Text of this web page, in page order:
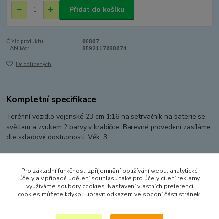
Přidat do košíku
Číslo produktu:
68867
EAN kód:
8592117688674
Do oblíbených
Kompletní specifikace
Terénní vozidlo vojenské 23 cm 1:16 na setrvačník na baterie se
světlem a zvukem 2 barvy v krabičce. Barevné provedení zasíláme
dle skladové dostupnosti. Věk: 3+
Zboží zařazeno v kategoriích
AUTA, LODĚ, LETADLA
Pro základní funkčnost, zpříjemnění používání webu, analytické
účely a v případě udělení souhlasu také pro účely cílení reklamy
využíváme soubory cookies. Nastavení vlastních preferencí
cookies můžete kdykoli upravit odkazem ve spodní části stránek.